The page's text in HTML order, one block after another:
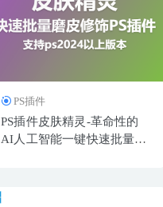
PS插件
PS插件皮肤精灵-革命性的
AI人工智能一键快速批量磨